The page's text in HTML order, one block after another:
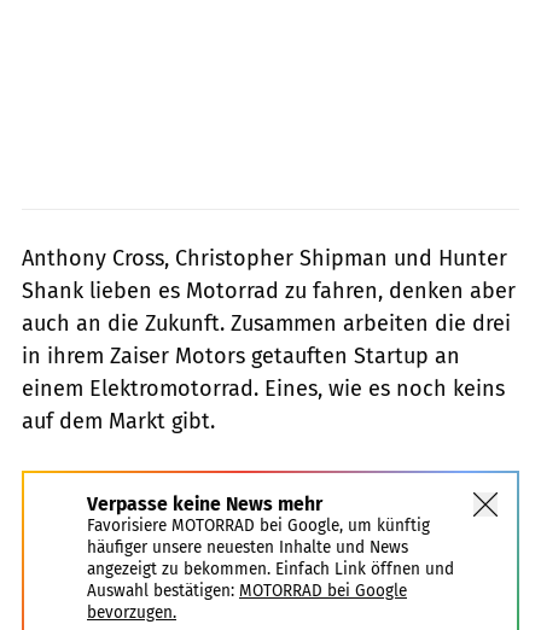
Anthony Cross, Christopher Shipman und Hunter
Shank lieben es Motorrad zu fahren, denken aber
auch an die Zukunft. Zusammen arbeiten die drei
in ihrem Zaiser Motors getauften Startup an
einem Elektromotorrad. Eines, wie es noch keins
auf dem Markt gibt.
Verpasse keine News mehr
Favorisiere MOTORRAD bei Google, um künftig
häufiger unsere neuesten Inhalte und News
angezeigt zu bekommen. Einfach Link öffnen und
Auswahl bestätigen: MOTORRAD bei Google
bevorzugen.